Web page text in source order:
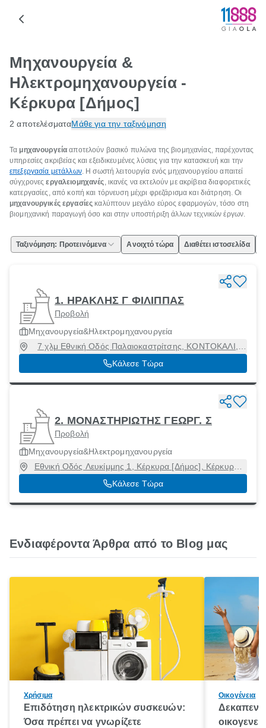
Μηχανουργεία &
Ηλεκτρομηχανουργεία -
Κέρκυρα [Δήμος]
2 αποτελέσματαΜάθε για την ταξινόμηση
Τα μηχανουργεία αποτελούν βασικό πυλώνα της βιομηχανίας, παρέχοντας
υπηρεσίες ακριβείας και εξειδικευμένες λύσεις για την κατασκευή και την
επεξεργασία μετάλλων. Η σωστή λειτουργία ενός μηχανουργείου απαιτεί
σύγχρονεςεργαλειομηχανές, ικανές να εκτελούν με ακρίβεια διαφορετικές
κατεργασίες, από κοπή και τόρνευση μέχρι φρεζάρισμα και διάτρηση. Οι
μηχανουργικές εργασίες καλύπτουν μεγάλο εύρος εφαρμογών, τόσο στη
βιομηχανική παραγωγή όσο και στην υποστήριξη άλλων τεχνικών έργων.
Ταξινόμηση: Προτεινόμενα Ανοιχτό τώρα Διαθέτει ιστοσελίδα
1. ΗΡΑΚΛΗΣ Γ ΦΙΛΙΠΠΑΣ
Προβολή
Μηχανουργεία&Ηλεκτρομηχανουργεία
7 χλμ Εθνική Οδός Παλαιοκαστρίτσης, ΚΟΝΤΟΚΑΛΙ,
Κέρκυρα [Δήμος], Κέρκυρα, 49100
Κάλεσε Τώρα
2. ΜΟΝΑΣΤΗΡΙΩΤΗΣ ΓΕΩΡΓ. Σ
Προβολή
Μηχανουργεία&Ηλεκτρομηχανουργεία
Εθνική Οδός Λευκίμμης 1, Κέρκυρα [Δήμος], Κέρκυρα,
49100
Κάλεσε Τώρα
Ενδιαφέροντα Άρθρα από το Blog μας
Χρήσιμα
Επιδότηση ηλεκτρικών συσκευών:
Όσα πρέπει να γνωρίζετε
Οικογένεια